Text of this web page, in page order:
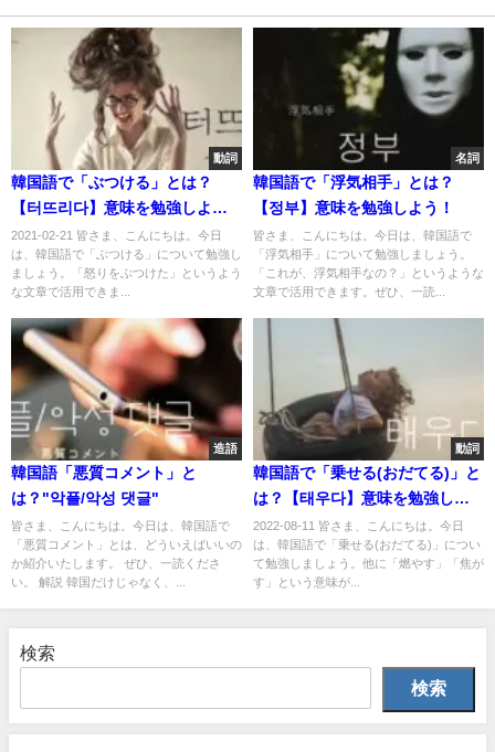
動詞
韓国語で「ぶつける」とは？
【터뜨리다】意味を勉強しよ
う！
2021-02-21 皆さま、こんにちは。今日
は、韓国語で「ぶつける」について勉強し
ましょう。「怒りをぶつけた」というよう
な文章で活用できま...
名詞
韓国語で「浮気相手」とは？
【정부】意味を勉強しよう！
皆さま、こんにちは。今日は、韓国語で
「浮気相手」について勉強しましょう。
「これが、浮気相手なの？」というような
文章で活用できます。ぜひ、一読...
造語
韓国語「悪質コメント」と
は？"악플/악성 댓글"
皆さま、こんにちは。今日は、韓国語で
「悪質コメント」とは、どういえばいいの
か紹介いたします。 ぜひ、一読くださ
い。 解説 韓国だけじゃなく、...
動詞
韓国語で「乗せる(おだてる)」と
は？【태우다】意味を勉強しよ
う！
2022-08-11 皆さま、こんにちは。今日
は、韓国語で「乗せる(おだてる)」につい
て勉強しましょう。他に「燃やす」「焦が
す」という意味が...
検索
検索